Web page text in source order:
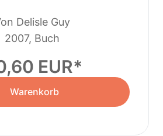
Delisle Guy
2007, Buch
EUR
Warenkorb